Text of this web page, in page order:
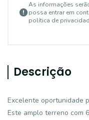
As informações
possa entrar em
política de
Descrição
Excelente oportunidade
Este amplo terreno com